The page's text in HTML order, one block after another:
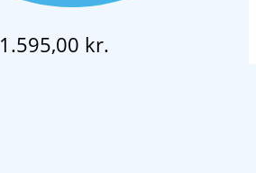
1.595,00 kr.